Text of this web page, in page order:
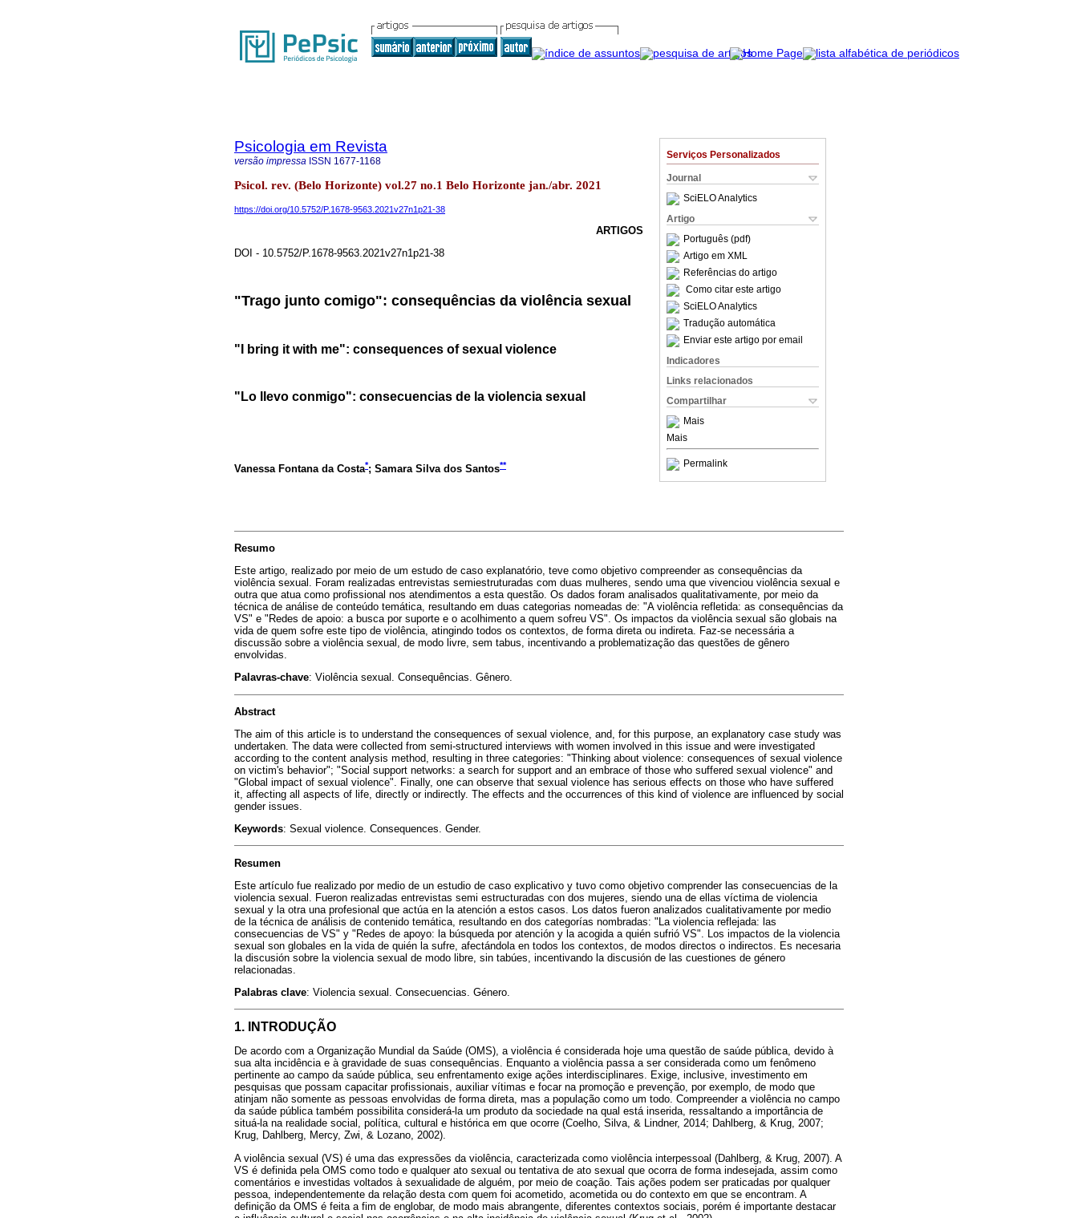
Serviços Personalizados
Journal
SciELO Analytics
Artigo
Português (pdf)
Artigo em XML
Referências do artigo
Como citar este artigo
SciELO Analytics
Tradução automática
Enviar este artigo por email
Indicadores
Links relacionados
Compartilhar
Mais
Mais
Permalink
Psicologia em Revista
versão impressa ISSN 1677-1168
Psicol. rev. (Belo Horizonte) vol.27 no.1 Belo Horizonte jan./abr. 2021
https://doi.org/10.5752/P.1678-9563.2021v27n1p21-38
ARTIGOS
DOI - 10.5752/P.1678-9563.2021v27n1p21-38
"Trago junto comigo": consequências da violência sexual
"I bring it with me": consequences of sexual violence
"Lo llevo conmigo": consecuencias de la violencia sexual
Vanessa Fontana da Costa*; Samara Silva dos Santos**
Resumo
Este artigo, realizado por meio de um estudo de caso explanatório, teve como objetivo compreender as consequências da
violência sexual. Foram realizadas entrevistas semiestruturadas com duas mulheres, sendo uma que vivenciou violência sexual e
outra que atua como profissional nos atendimentos a esta questão. Os dados foram analisados qualitativamente, por meio da
técnica de análise de conteúdo temática, resultando em duas categorias nomeadas de: "A violência refletida: as consequências da
VS" e "Redes de apoio: a busca por suporte e o acolhimento a quem sofreu VS". Os impactos da violência sexual são globais na
vida de quem sofre este tipo de violência, atingindo todos os contextos, de forma direta ou indireta. Faz-se necessária a
discussão sobre a violência sexual, de modo livre, sem tabus, incentivando a problematização das questões de gênero
envolvidas.
Palavras-chave: Violência sexual. Consequências. Gênero.
Abstract
The aim of this article is to understand the consequences of sexual violence, and, for this purpose, an explanatory case study was
undertaken. The data were collected from semi-structured interviews with women involved in this issue and were investigated
according to the content analysis method, resulting in three categories: "Thinking about violence: consequences of sexual violence
on victim's behavior"; "Social support networks: a search for support and an embrace of those who suffered sexual violence" and
"Global impact of sexual violence". Finally, one can observe that sexual violence has serious effects on those who have suffered
it, affecting all aspects of life, directly or indirectly. The effects and the occurrences of this kind of violence are influenced by social
gender issues.
Keywords: Sexual violence. Consequences. Gender.
Resumen
Este artículo fue realizado por medio de un estudio de caso explicativo y tuvo como objetivo comprender las consecuencias de la
violencia sexual. Fueron realizadas entrevistas semi estructuradas con dos mujeres, siendo una de ellas víctima de violencia
sexual y la otra una profesional que actúa en la atención a estos casos. Los datos fueron analizados cualitativamente por medio
de la técnica de análisis de contenido temática, resultando en dos categorías nombradas: "La violencia reflejada: las
consecuencias de VS" y "Redes de apoyo: la búsqueda por atención y la acogida a quién sufrió VS". Los impactos de la violencia
sexual son globales en la vida de quién la sufre, afectándola en todos los contextos, de modos directos o indirectos. Es necesaria
la discusión sobre la violencia sexual de modo libre, sin tabúes, incentivando la discusión de las cuestiones de género
relacionadas.
Palabras clave: Violencia sexual. Consecuencias. Género.
1. INTRODUÇÃO
De acordo com a Organização Mundial da Saúde (OMS), a violência é considerada hoje uma questão de saúde pública, devido à
sua alta incidência e à gravidade de suas consequências. Enquanto a violência passa a ser considerada como um fenômeno
pertinente ao campo da saúde pública, seu enfrentamento exige ações interdisciplinares. Exige, inclusive, investimento em
pesquisas que possam capacitar profissionais, auxiliar vítimas e focar na promoção e prevenção, por exemplo, de modo que
atinjam não somente as pessoas envolvidas de forma direta, mas a população como um todo. Compreender a violência no campo
da saúde pública também possibilita considerá-la um produto da sociedade na qual está inserida, ressaltando a importância de
situá-la na realidade social, política, cultural e histórica em que ocorre (Coelho, Silva, & Lindner, 2014; Dahlberg, & Krug, 2007;
Krug, Dahlberg, Mercy, Zwi, & Lozano, 2002).
A violência sexual (VS) é uma das expressões da violência, caracterizada como violência interpessoal (Dahlberg, & Krug, 2007). A
VS é definida pela OMS como todo e qualquer ato sexual ou tentativa de ato sexual que ocorra de forma indesejada, assim como
comentários e investidas voltados à sexualidade de alguém, por meio de coação. Tais ações podem ser praticadas por qualquer
pessoa, independentemente da relação desta com quem foi acometido, acometida ou do contexto em que se encontram. A
definição da OMS é feita a fim de englobar, de modo mais abrangente, diferentes contextos sociais, porém é importante destacar